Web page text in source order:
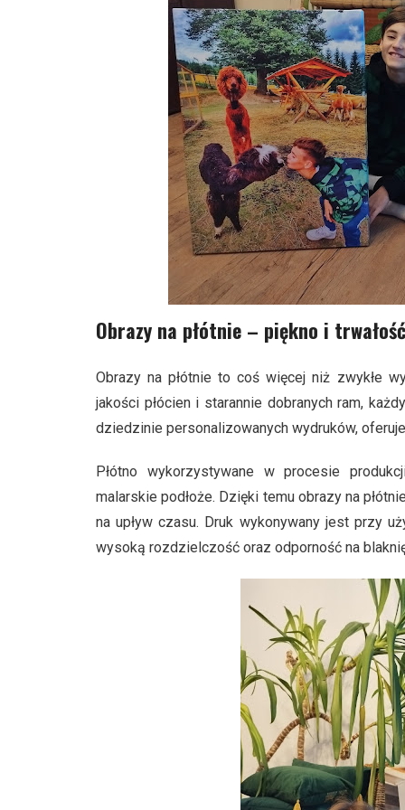
Obrazy na płótnie – piękno i trwałość
Obrazy na płótnie to coś więcej niż zwykłe
jakości płócien i starannie dobranych ram,
dziedzinie personalizowanych wydruków,
Płótno wykorzystywane w procesie
malarskie podłoże. Dzięki temu obrazy na
na upływ czasu. Druk wykonywany jest przy
wysoką rozdzielczość oraz odporność na